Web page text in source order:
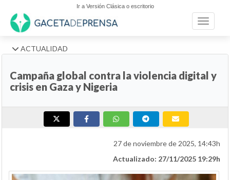
Ir a Versión Clásica o escritorio
Toggle
ACTUALIDAD
Campaña global contra la violencia digital y
crisis en Gaza y Nigeria
27 de noviembre de 2025, 14:43h
Actualizado: 27/11/2025 19:29h